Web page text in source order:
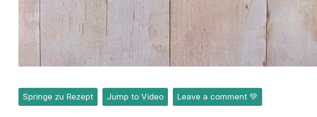
Springe zu Rezept Jump to Video Leave a comment 💚